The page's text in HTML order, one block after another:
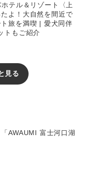
テル＆リゾート〈上
よ！大自然を間近で
旅を満喫 | 愛犬同伴
トもご紹介
見る
「AWAUMI 富士河口湖